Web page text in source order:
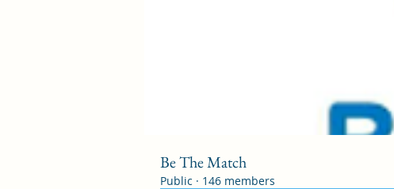
Be The Match
Public · 146 members